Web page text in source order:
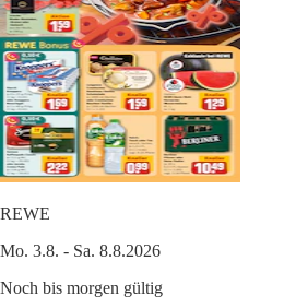
REWE
Mo. 3.8. - Sa. 8.8.2026
Noch bis morgen gültig